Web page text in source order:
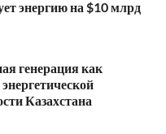
энергию на $10 млрд
генерация как
Казахстана